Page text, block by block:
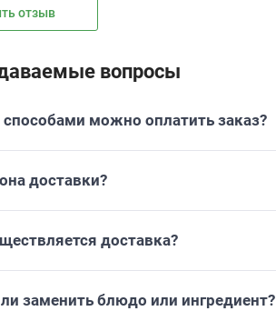
отзыв
вопросы
можно оплатить заказ?
доставки?
доставка?
заменить блюдо или ингредиент?